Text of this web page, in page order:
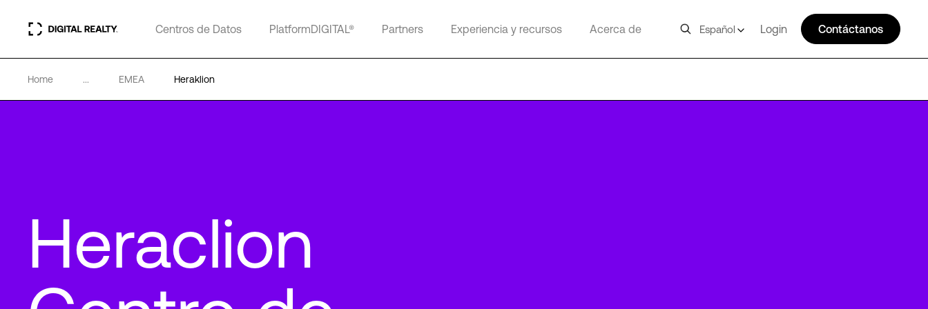
Centros de Datos PlatformDIGITAL® Partners Experiencia y recursos Acerca de Español Login Contáctanos
Home ... EMEA Heraklion
Heraclion